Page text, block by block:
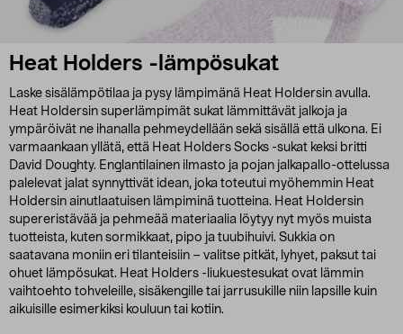
Heat Holders -lämpösukat
Laske sisälämpötilaa ja pysy lämpimänä Heat Holdersin avulla.
Heat Holdersin superlämpimät sukat lämmittävät jalkoja ja
ympäröivät ne ihanalla pehmeydellään sekä sisällä että ulkona. Ei
varmaankaan yllätä, että Heat Holders Socks -sukat keksi britti
David Doughty. Englantilainen ilmasto ja pojan jalkapallo-ottelussa
palelevat jalat synnyttivät idean, joka toteutui myöhemmin Heat
Holdersin ainutlaatuisen lämpiminä tuotteina. Heat Holdersin
supereristävää ja pehmeää materiaalia löytyy nyt myös muista
tuotteista, kuten sormikkaat, pipo ja tuubihuivi. Sukkia on
saatavana moniin eri tilanteisiin – valitse pitkät, lyhyet, paksut tai
ohuet lämpösukat. Heat Holders -liukuestesukat ovat lämmin
vaihtoehto tohveleille, sisäkengille tai jarrusukille niin lapsille kuin
aikuisille esimerkiksi kouluun tai kotiin.